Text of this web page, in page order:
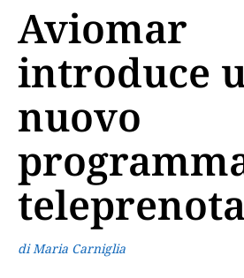
Aviomar
introduce
nuovo
di Maria Carniglia